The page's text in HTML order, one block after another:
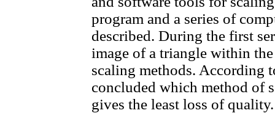
program and a series of
described. During the first
image of a triangle within
scaling methods. According
concluded which method of
gives the least loss of